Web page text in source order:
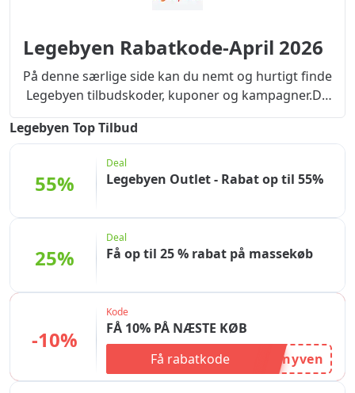
Legebyen Rabatkode-April 2026
På denne særlige side kan du nemt og hurtigt finde
Legebyen tilbudskoder, kuponer og kampagner.Du
kan spare ekstra på onlinekøb ved at bruge
rabatterne på vores hjemmeside.Tøv ikke! Vælg
muligt.
Legebyen Top Tilbud
55%
Deal
Legebyen Outlet - Rabat op til 55%
25%
Deal
Få op til 25 % rabat på massekøb
-10%
Kode
FÅ 10% PÅ NÆSTE KØB
Få rabatkode
nyven